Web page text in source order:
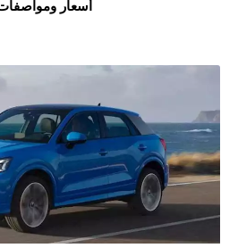
أسعار ومواصفات